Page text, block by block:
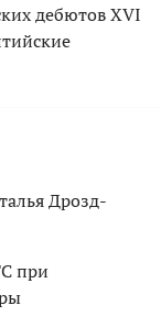
дебютов XVI
Дрозд-
при